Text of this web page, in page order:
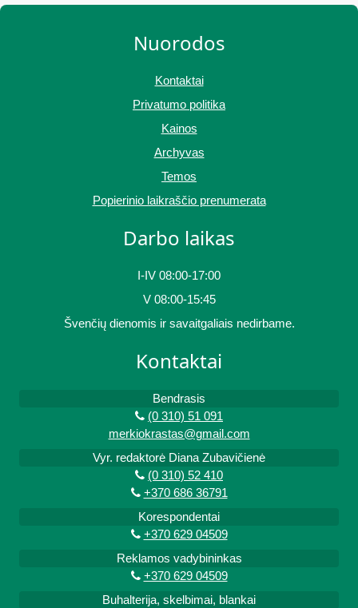
Nuorodos
Kontaktai
Privatumo politika
Kainos
Archyvas
Temos
Popierinio laikraščio prenumerata
Darbo laikas
I-IV 08:00-17:00
V 08:00-15:45
Švenčių dienomis ir savaitgaliais nedirbame.
Kontaktai
Bendrasis
(0 310) 51 091
merkiokrastas@gmail.com
Vyr. redaktorė Diana Zubavičienė
(0 310) 52 410
+370 686 36791
Korespondentai
+370 629 04509
Reklamos vadybininkas
+370 629 04509
Buhalterija, skelbimai, blankai